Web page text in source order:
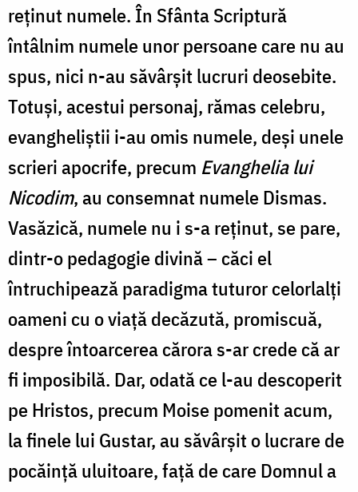
reținut numele. În Sfânta Scriptură
întâlnim numele unor persoane care nu au
spus, nici n-au săvârșit lucruri deosebite.
Totuși, acestui personaj, rămas celebru,
evangheliștii i-au omis numele, deși unele
scrieri apocrife, precum Evanghelia lui
Nicodim, au consemnat numele Dismas.
Vasăzică, numele nu i s-a reținut, se pare,
dintr-o pedagogie divină – căci el
întruchipează paradigma tuturor celorlalți
oameni cu o viață decăzută, promiscuă,
despre întoarcerea cărora s-ar crede că ar
fi imposibilă. Dar, odată ce l-au descoperit
pe Hristos, precum Moise pomenit acum,
la finele lui Gustar, au săvârșit o lucrare de
pocăință uluitoare, față de care Domnul a